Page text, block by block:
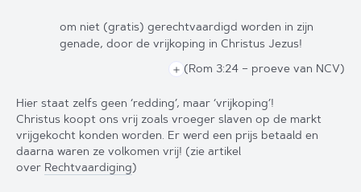
om niet (gratis) gerechtvaardigd worden in zijn
genade, door de vrijkoping in Christus Jezus!
(Rom 3:24 – proeve van NCV)
＋
Hier staat zelfs geen ‘redding’, maar ‘vrijkoping’!
Christus koopt ons vrij zoals vroeger slaven op de markt
vrijgekocht konden worden. Er werd een prijs betaald en
daarna waren ze volkomen vrij! (zie artikel
over Rechtvaardiging)